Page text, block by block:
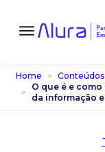
Home
Conteúdos
O que é e
da informação